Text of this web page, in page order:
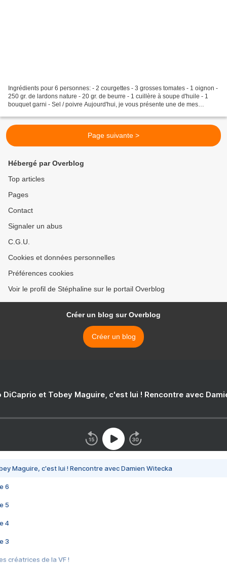
Ingrédients pour 6 personnes: - 2 courgettes - 3 grosses tomates - 1 oignon -
250 gr. de lardons nature - 20 gr. de beurre - 1 cuillère à soupe d'huile - 1
bouquet garni - Sel / poivre Aujourd'hui, je vous présente une de mes
Page suivante >
Hébergé par Overblog
Top articles
Pages
Contact
Signaler un abus
C.G.U.
Cookies et données personnelles
Préférences cookies
Voir le profil de Stéphaline sur le portail Overblog
Créer un blog sur Overblog
Créer un blog
DiCaprio et Tobey Maguire, c'est lui ! Rencontre avec
Maguire, c'est lui ! Rencontre avec Damien Witecka
6
5
4
3
créatrices de la VF !